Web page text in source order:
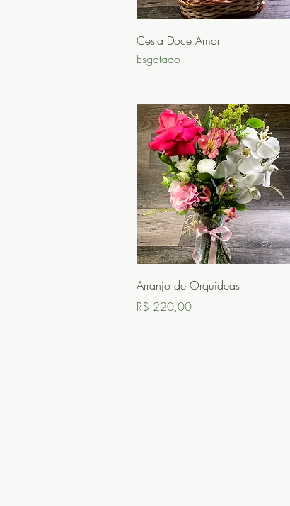
Visualização rápida
Cesta Doce Amor
Esgotado
Visualização rápida
Arranjo de Orquídeas
Preço
R$ 220,00